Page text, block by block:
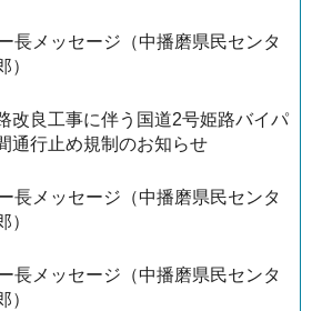
長メッセージ（中播磨県民センタ
改良工事に伴う国道2号姫路バイパ
通行止め規制のお知らせ
長メッセージ（中播磨県民センタ
長メッセージ（中播磨県民センタ